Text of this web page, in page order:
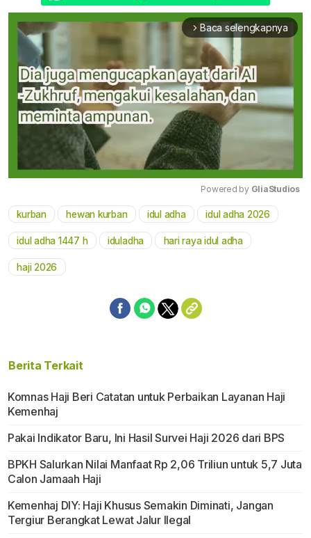
arrow_forward_ios Baca selengkapnya
Mute
Powered by GliaStudios
kurban hewan kurban idul adha idul adha 2026
idul adha 1447 h iduladha hari raya idul adha
haji 2026
Berita Terkait
Komnas Haji Beri Catatan untuk Perbaikan Layanan Haji
Kemenhaj
Pakai Indikator Baru, Ini Hasil Survei Haji 2026 dari BPS
BPKH Salurkan Nilai Manfaat Rp 2,06 Triliun untuk 5,7 Juta
Calon Jamaah Haji
Kemenhaj DIY: Haji Khusus Semakin Diminati, Jangan
Tergiur Berangkat Lewat Jalur Ilegal